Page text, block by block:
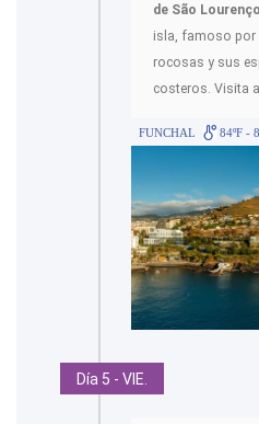
de São Lourenço
isla, famoso por
rocosas y sus
costeros. Visita
FUNCHAL 84ºF -
Día 5 - VIE.